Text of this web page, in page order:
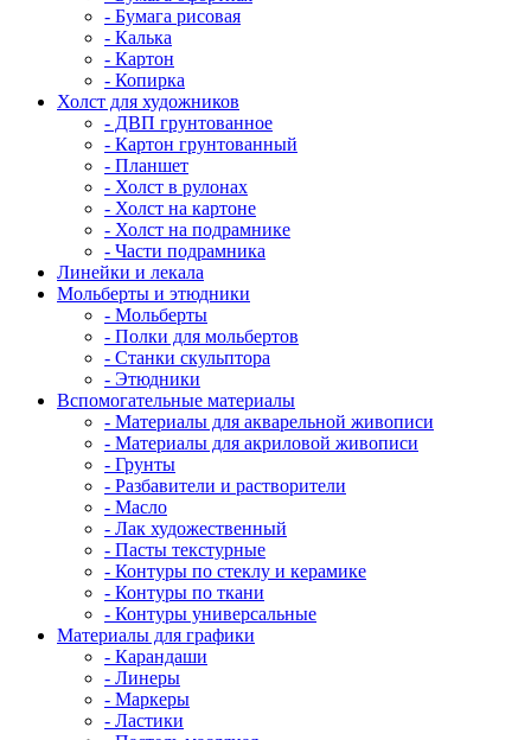
- Бумага рисовая
- Калька
- Картон
- Копирка
Холст для художников
- ДВП грунтованное
- Картон грунтованный
- Планшет
- Холст в рулонах
- Холст на картоне
- Холст на подрамнике
- Части подрамника
Линейки и лекала
Мольберты и этюдники
- Мольберты
- Полки для мольбертов
- Станки скульптора
- Этюдники
Вспомогательные материалы
- Материалы для акварельной живописи
- Материалы для акриловой живописи
- Грунты
- Разбавители и растворители
- Масло
- Лак художественный
- Пасты текстурные
- Контуры по стеклу и керамике
- Контуры по ткани
- Контуры универсальные
Материалы для графики
- Карандаши
- Линеры
- Маркеры
- Ластики